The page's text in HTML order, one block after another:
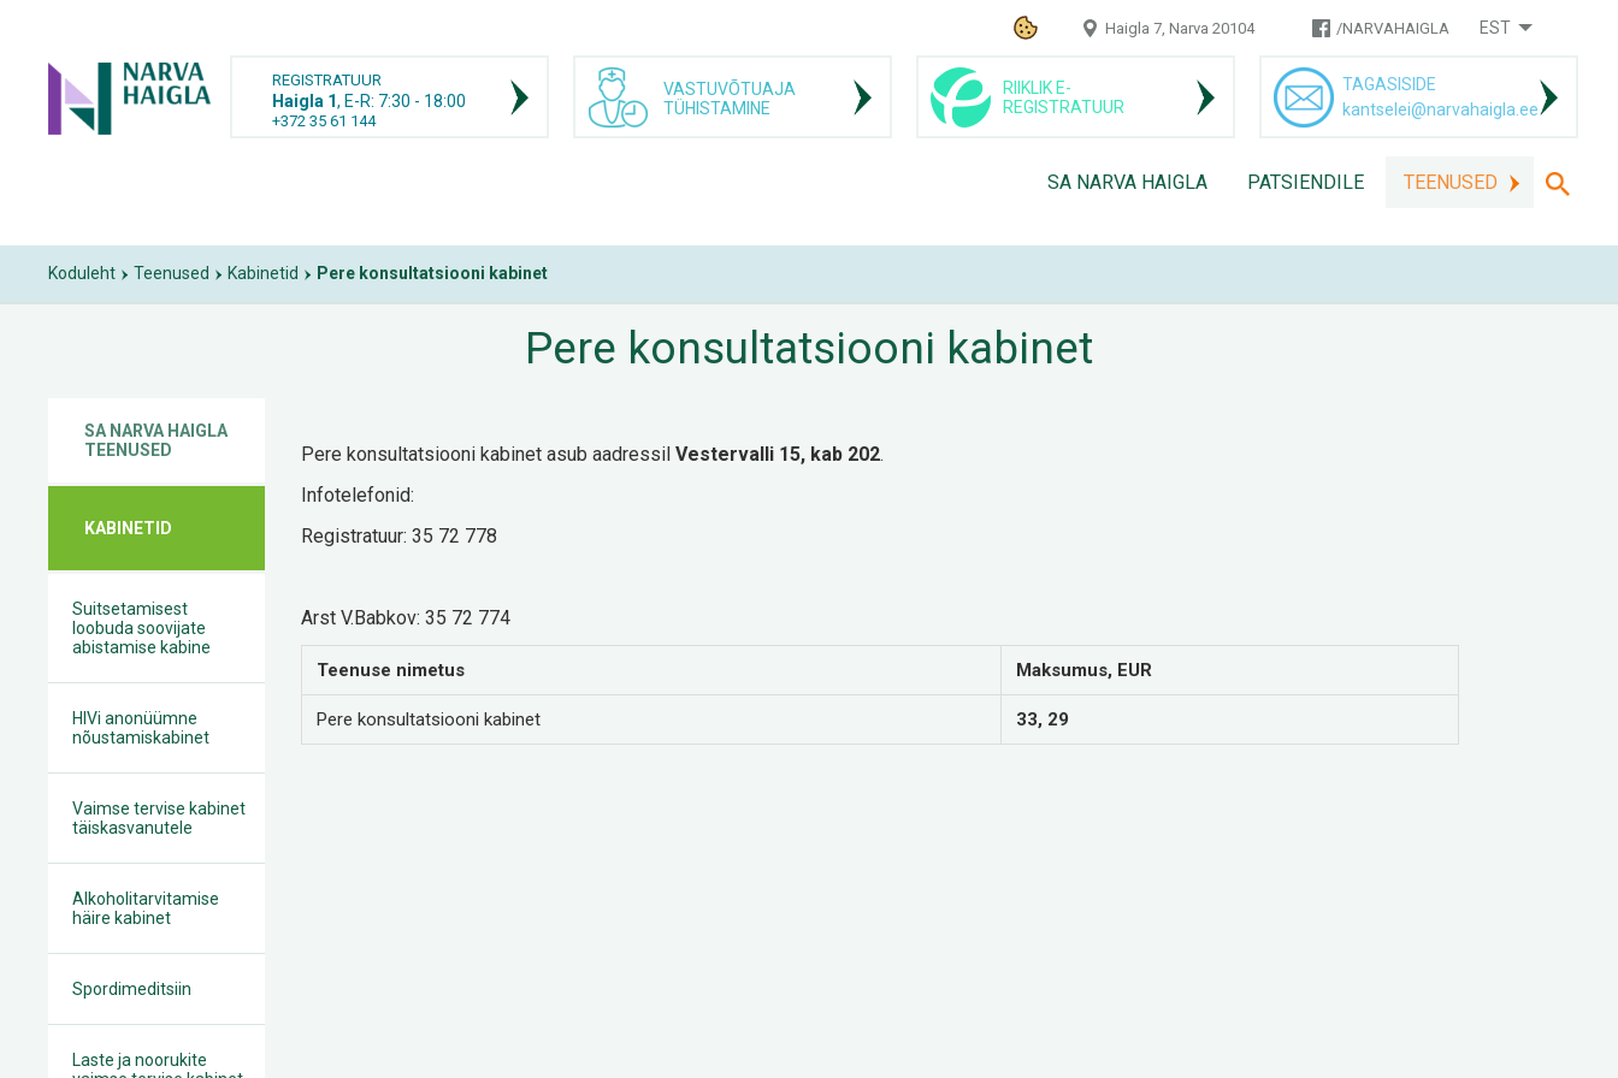
EST
Haigla 7, Narva 20104 /NARVAHAIGLA
REGISTRATUUR
Haigla 1, E-R: 7:30 - 18:00
+372 35 61 144
VASTUVÕTUAJA
TÜHISTAMINE
RIIKLIK E-
REGISTRATUUR
TAGASISIDE
kantselei@narvahaigla.ee
SA NARVA HAIGLA PATSIENDILE TEENUSED
Koduleht Teenused Kabinetid Pere konsultatsiooni kabinet
Pere konsultatsiooni kabinet
SA NARVA HAIGLA
TEENUSED
KABINETID
Suitsetamisest
loobuda soovijate
abistamise kabine
HIVi anonüümne
nõustamiskabinet
Vaimse tervise kabinet
täiskasvanutele
Alkoholitarvitamise
häire kabinet
Spordimeditsiin
Laste ja noorukite
Pere konsultatsiooni kabinet asub aadressil Vestervalli 15, kab 202.
Infotelefonid:
Registratuur: 35 72 778
Arst V.Babkov: 35 72 774
Teenuse nimetus Maksumus, EUR
Pere konsultatsiooni kabinet 33, 29